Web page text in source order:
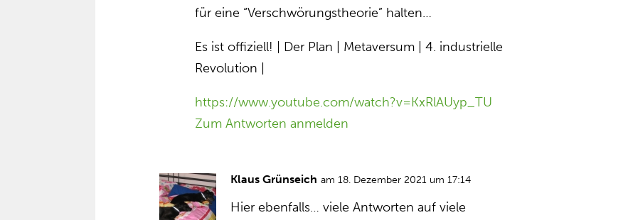
für eine “Verschwörungstheorie” halten…
Es ist offiziell! | Der Plan | Metaversum | 4. industrielle
Revolution |
https://www.youtube.com/watch?v=KxRlAUyp_TU
Zum Antworten anmelden
Klaus Grünseich am 18. Dezember 2021 um 17:14
Hier ebenfalls… viele Antworten auf viele